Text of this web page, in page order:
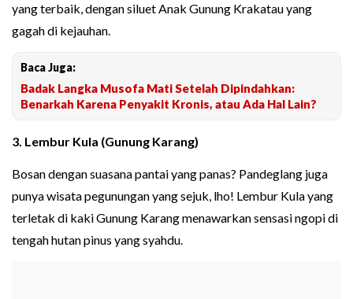
yang terbaik, dengan siluet Anak Gunung Krakatau yang
gagah di kejauhan.
Baca Juga:
Badak Langka Musofa Mati Setelah Dipindahkan:
Benarkah Karena Penyakit Kronis, atau Ada Hal Lain?
3. Lembur Kula (Gunung Karang)
Bosan dengan suasana pantai yang panas? Pandeglang juga
punya wisata pegunungan yang sejuk, lho! Lembur Kula yang
terletak di kaki Gunung Karang menawarkan sensasi ngopi di
tengah hutan pinus yang syahdu.